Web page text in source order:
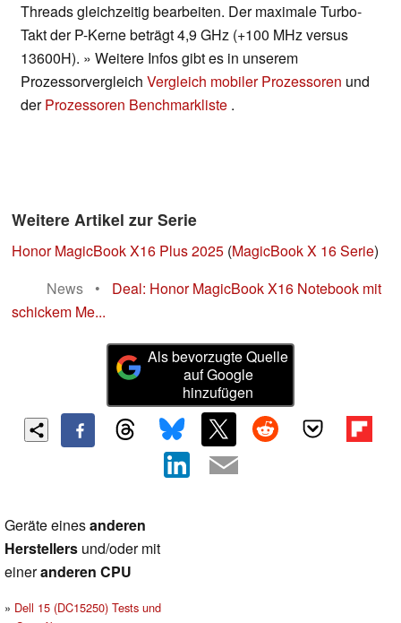
Threads gleichzeitig bearbeiten. Der maximale Turbo-
Takt der P-Kerne beträgt 4,9 GHz (+100 MHz versus
13600H). » Weitere Infos gibt es in unserem
Prozessorvergleich Vergleich mobiler Prozessoren und
derProzessoren Benchmarkliste .
Weitere Artikel zur Serie
Honor MagicBook X16 Plus 2025 (MagicBook X 16 Serie)
News
•
Deal: Honor MagicBook X16 Notebook mit
schickem Me...
Als bevorzugte Quelle
auf Google
hinzufügen
Geräte einesanderen
Herstellers und/oder mit
eineranderen CPU
Dell 15 (DC15250) Tests und